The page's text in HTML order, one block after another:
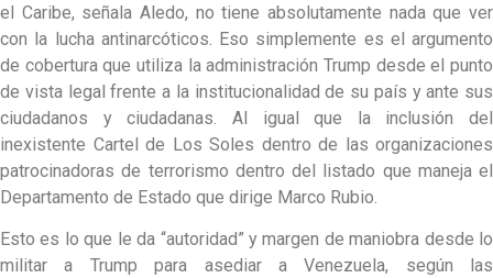
el Caribe, señala Aledo, no tiene absolutamente nada que ver
con la lucha antinarcóticos. Eso simplemente es el argumento
de cobertura que utiliza la administración Trump desde el punto
de vista legal frente a la institucionalidad de su país y ante sus
ciudadanos y ciudadanas. Al igual que la inclusión del
inexistente Cartel de Los Soles dentro de las organizaciones
patrocinadoras de terrorismo dentro del listado que maneja el
Departamento de Estado que dirige Marco Rubio.
Esto es lo que le da “autoridad” y margen de maniobra desde lo
militar a Trump para asediar a Venezuela, según las